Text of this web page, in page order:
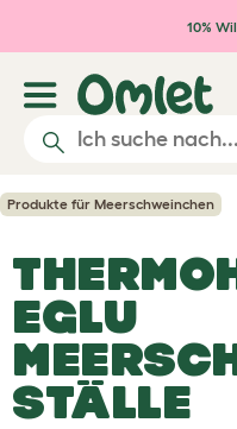
Zum Hauptinhalt
10%
Produkte für Meerschweinchen
EGLU
STÄLLE